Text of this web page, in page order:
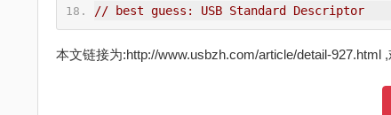
// best guess: USB Standard Descriptor
本文链接为:http://www.usbzh.com/article/detail-927.html